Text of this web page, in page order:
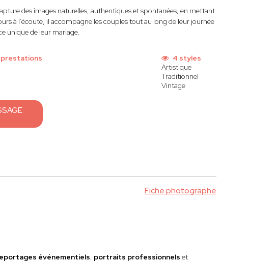
des images naturelles, authentiques et spontanées, en mettant
à l’écoute, il accompagne les couples tout au long de leur journée
unique de leur mariage.
prestations
4 styles
Artistique
Traditionnel
Vintage
Fiche photographe
événementiels, portraits professionnels et